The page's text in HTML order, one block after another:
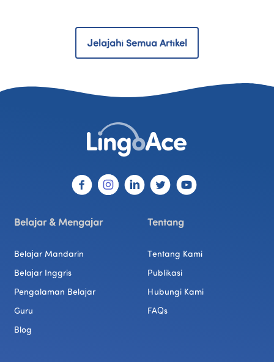
Jelajahi Semua Artikel
Belajar & Mengajar
Belajar Mandarin
Belajar Inggris
Pengalaman Belajar
Guru
Blog
Tentang
Tentang Kami
Publikasi
Hubungi Kami
FAQs